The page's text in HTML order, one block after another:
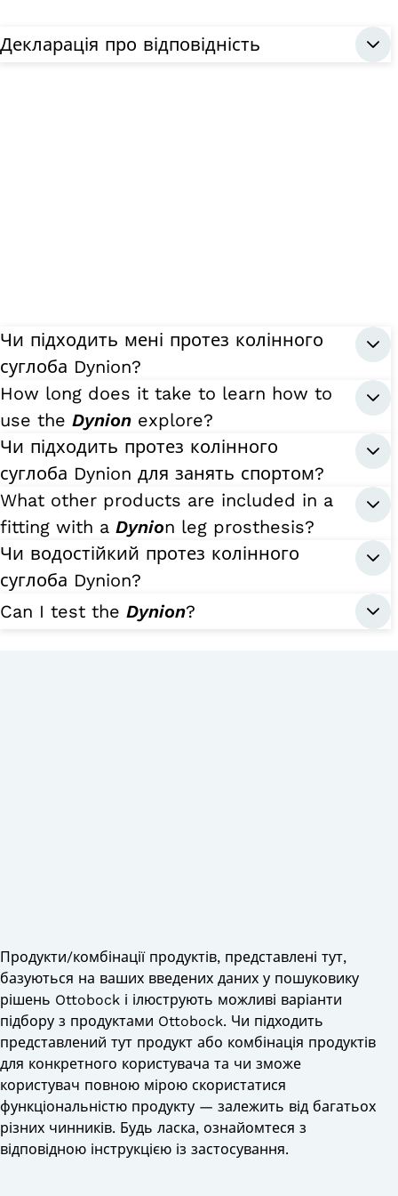
Декларація про відповідність
Чи підходить мені протез колінного
суглоба Dynion?
How long does it take to learn how to
use the Dynion explore?
Чи підходить протез колінного
суглоба Dynion для занять спортом?
What other products are included in a
fitting with a Dynion leg prosthesis?
Чи водостійкий протез колінного
суглоба Dynion?
Can I test the Dynion?
Продукти/комбінації продуктів, представлені тут,
базуються на ваших введених даних у пошуковику
рішень Ottobock і ілюструють можливі варіанти
підбору з продуктами Ottobock. Чи підходить
представлений тут продукт або комбінація продуктів
для конкретного користувача та чи зможе
користувач повною мірою скористатися
функціональністю продукту — залежить від багатьох
різних чинників. Будь ласка, ознайомтеся з
відповідною інструкцією із застосування.